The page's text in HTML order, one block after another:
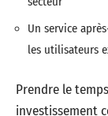
Un service
les utilisateurs
Prendre le
investissement